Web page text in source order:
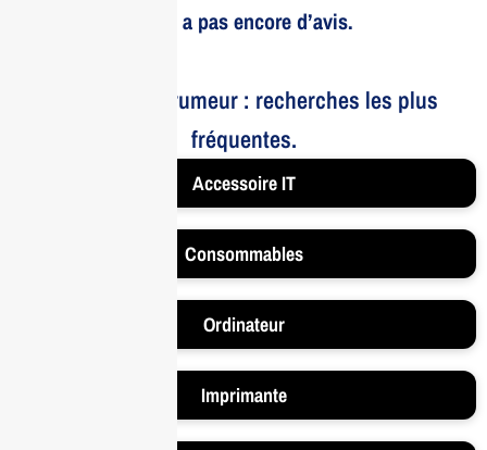
Il n’y a pas encore d’avis.
Le bruit et la rumeur : recherches les plus
fréquentes.
Accessoire IT
Consommables
Ordinateur
Imprimante